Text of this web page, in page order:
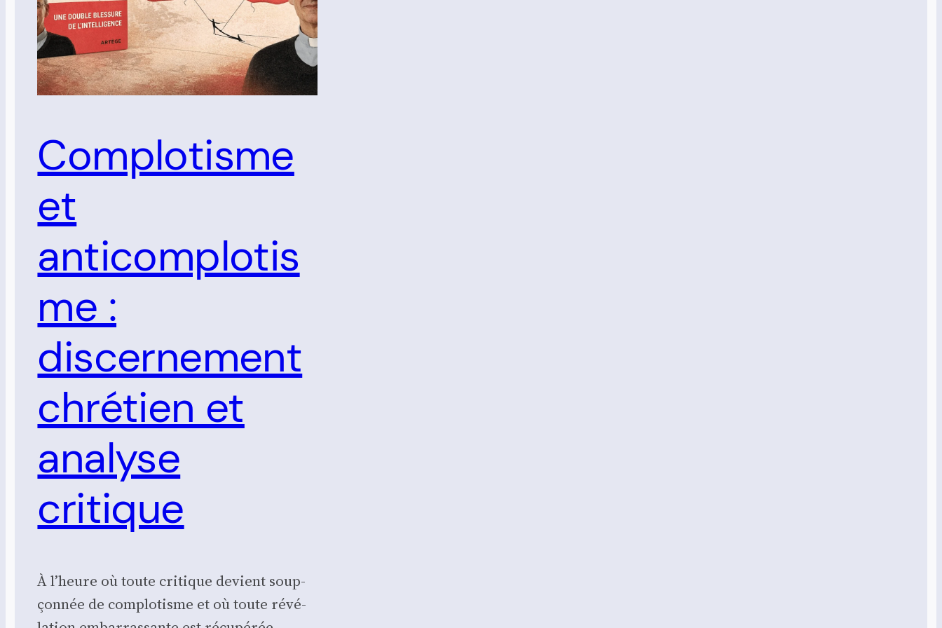
Complotisme
et
anticomplotis
me :
discernement
chrétien et
analyse
critique
À l’heure où toute cri­tique devient soup­
çon­née de com­plo­tisme et où toute révé­